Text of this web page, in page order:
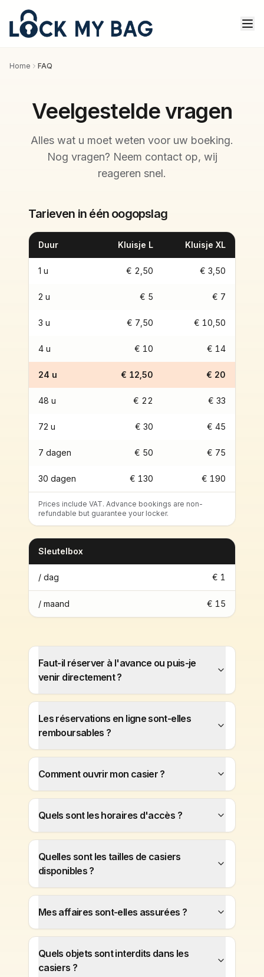
Home FAQ
Veelgestelde vragen
Alles wat u moet weten voor uw boeking.
Nog vragen? Neem contact op, wij
reageren snel.
Tarieven in één oogopslag
Duur Kluisje L Kluisje XL
1 u € 2,50 € 3,50
2 u € 5 € 7
3 u € 7,50 € 10,50
4 u € 10 € 14
24 u € 12,50 € 20
48 u € 22 € 33
72 u € 30 € 45
7 dagen € 50 € 75
30 dagen € 130 € 190
Prices include VAT. Advance bookings are non-
refundable but guarantee your locker.
Sleutelbox
/ dag € 1
/ maand € 15
Faut-il réserver à l'avance ou puis-je
venir directement ?
Les réservations en ligne sont-elles
remboursables ?
Comment ouvrir mon casier ?
Quels sont les horaires d'accès ?
Quelles sont les tailles de casiers
disponibles ?
Mes affaires sont-elles assurées ?
Quels objets sont interdits dans les
casiers ?